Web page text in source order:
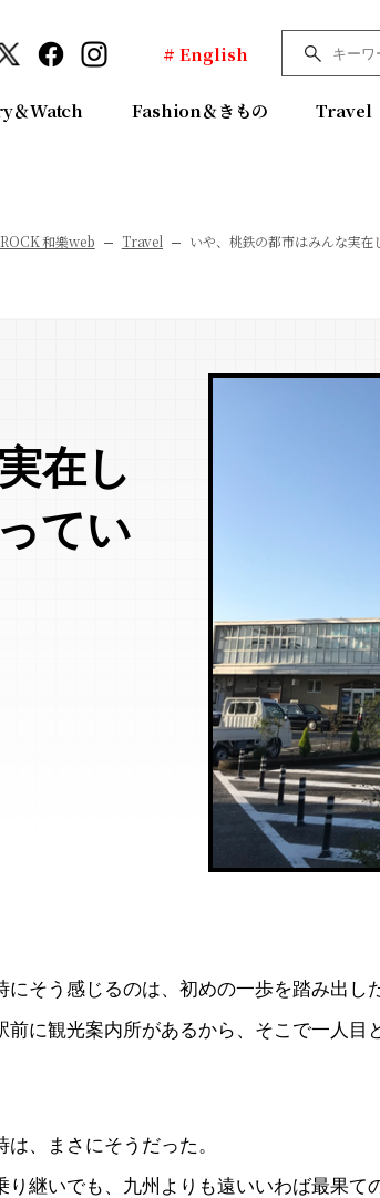
# English
＆Watch Fashion＆きもの Travel
ROCK 和樂web Travel いや、桃鉄の都市はみんな実在
在し
てい
そう感じるのは、初めの一歩を踏み出し
前に観光案内所があるから、そこで一人目
、まさにそうだった。
り継いでも、九州よりも遠いいわば最果て